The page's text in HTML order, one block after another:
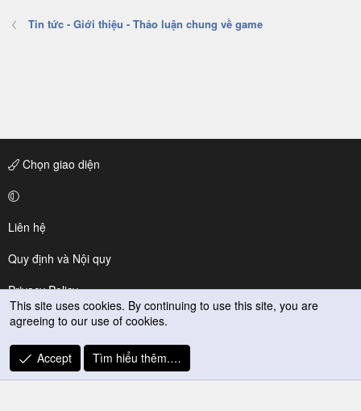
Tin tức - Giới thiệu - Thảo luận chung về game
Chọn giao diện
Liên hệ
Quy định và Nội quy
Privacy Policy
Trợ giúp
R
S
This site uses cookies. By continuing to use this site, you are
agreeing to our use of cookies.
Accept Tìm hiểu thêm.…